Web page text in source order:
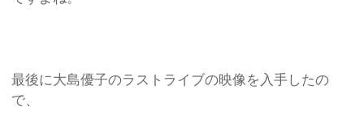
最後に大島優子のラストライブの映像を入手したの
で、